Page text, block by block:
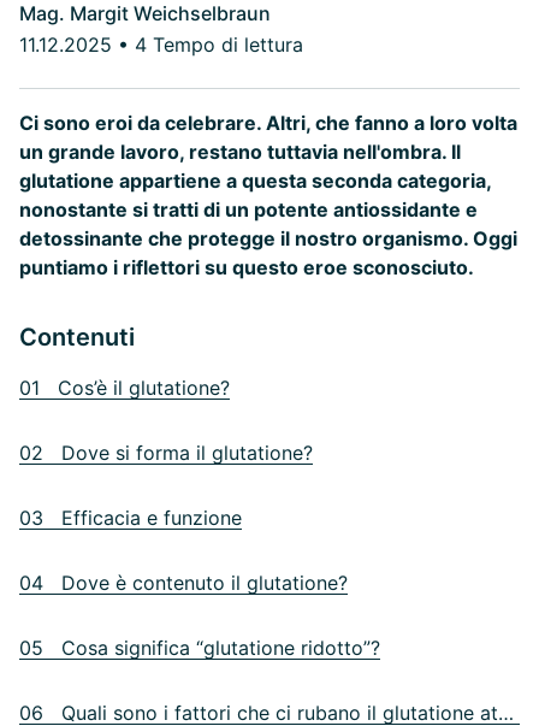
Mag. Margit Weichselbraun
11.12.2025 • 4 Tempo di lettura
Ci sono eroi da celebrare. Altri, che fanno a loro volta
un grande lavoro, restano tuttavia nell'ombra. Il
glutatione appartiene a questa seconda categoria,
nonostante si tratti di un potente antiossidante e
detossinante che protegge il nostro organismo. Oggi
puntiamo i riflettori su questo eroe sconosciuto.
Contenuti
01 Cos’è il glutatione?
02 Dove si forma il glutatione?
03 Efficacia e funzione
04 Dove è contenuto il glutatione?
05 Cosa significa “glutatione ridotto”?
06 Quali sono i fattori che ci rubano il glutatione attivo?